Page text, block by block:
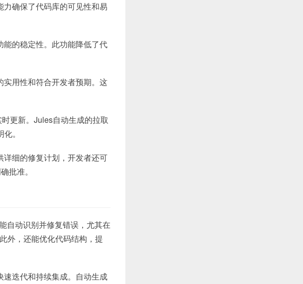
确保了代码库的可见性和易
的稳定性。此功能降低了代
用性和符合开发者预期。这
更新。Jules自动生成的拉取
。
细的修复计划，开发者还可
批准。
自动识别并修复错误，尤其在
外，还能优化代码结构，提
迭代和持续集成。自动生成